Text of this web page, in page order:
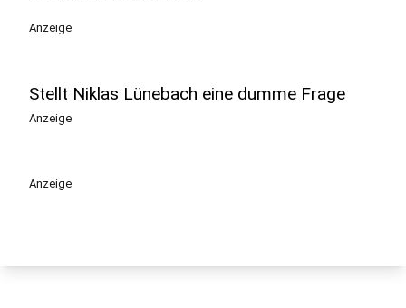
Anzeige
Stellt Niklas Lünebach eine dumme Frage
Anzeige
Anzeige